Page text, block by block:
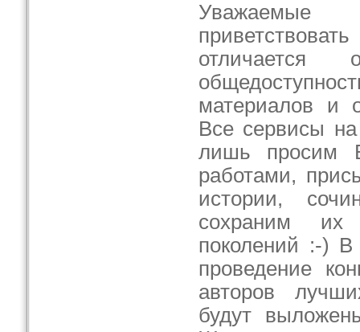
Уважаемые
отличается
материалов и
Все сервисы
лишь просим
работами,
истории,
сохраним
поколений :-) В
проведение
авторов
будут